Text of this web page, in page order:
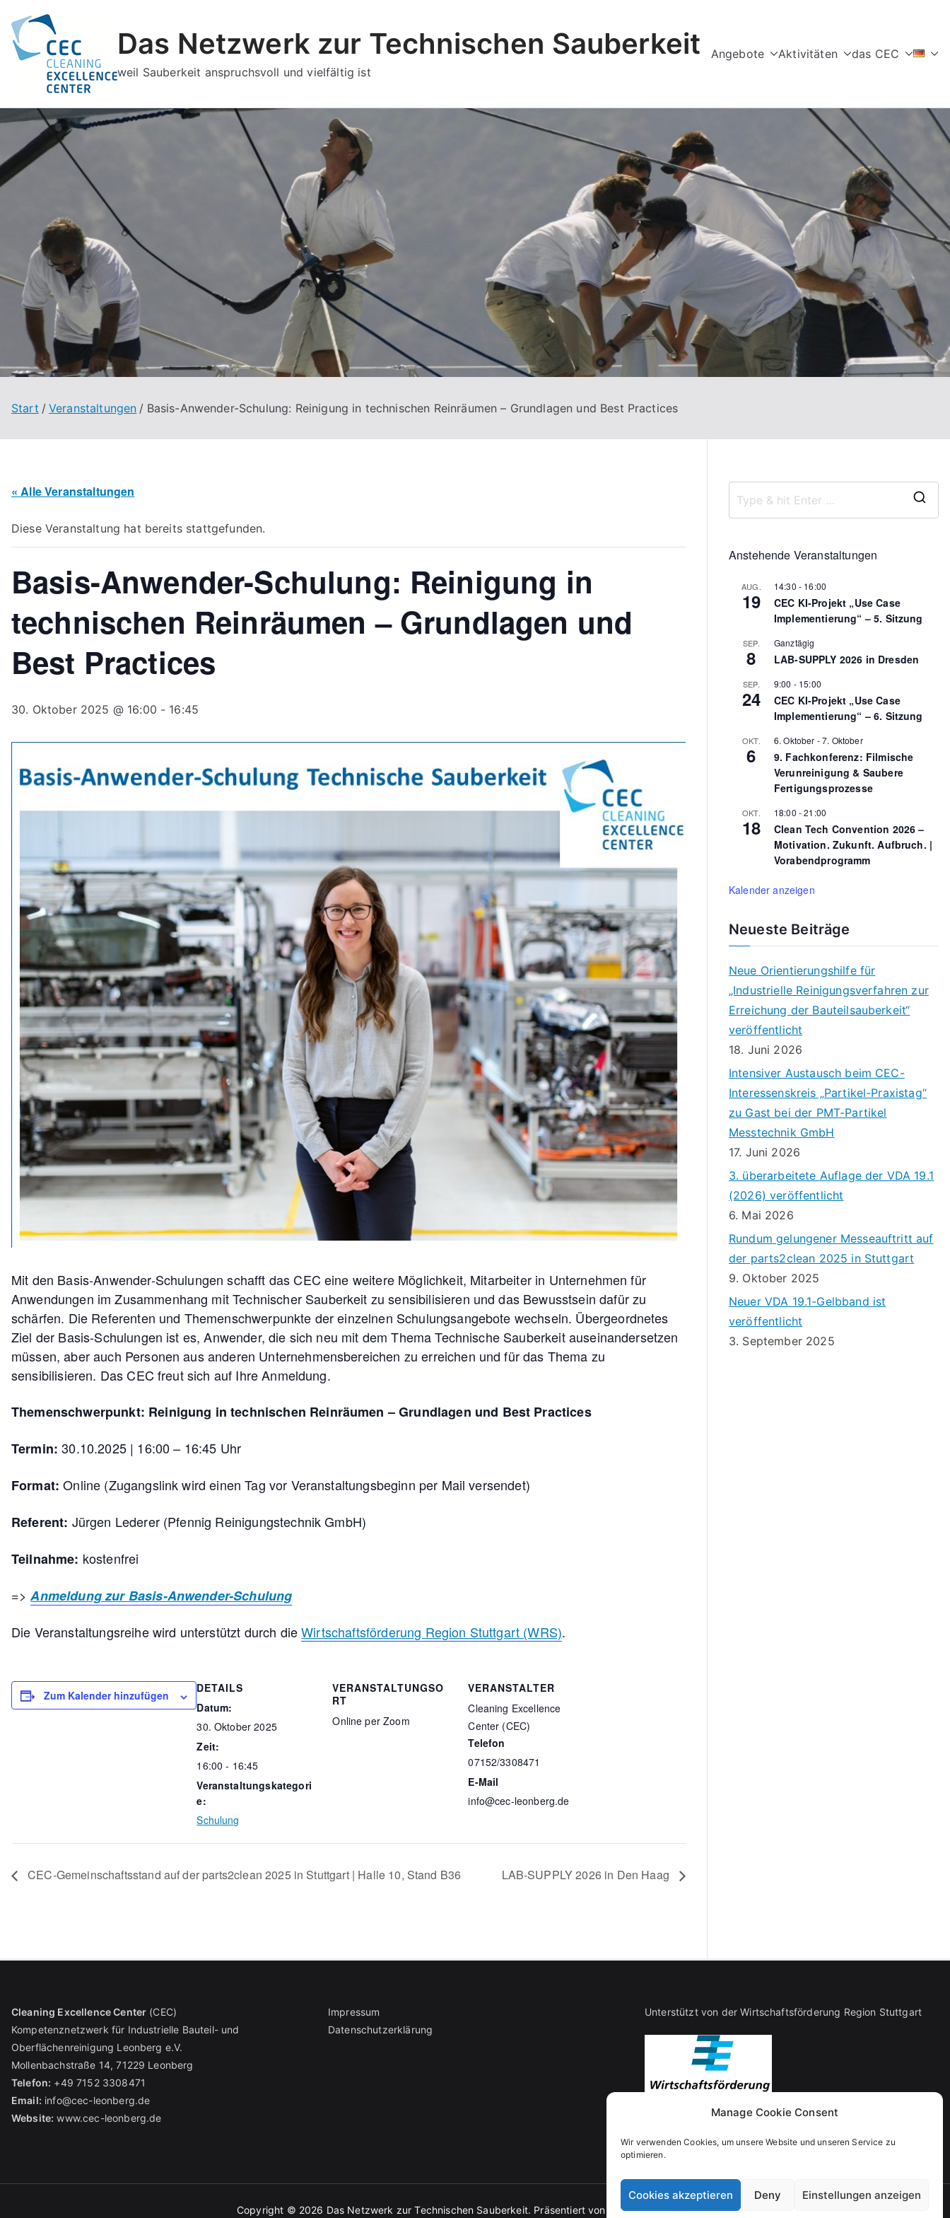
Manage Cookie Consent
Wir verwenden Cookies, um unsere Website und unseren Service zu
optimieren.
Cookies akzeptieren Deny Einstellungen anzeigen
Inhalt
springen
Das Netzwerk zur Technischen Sauberkeit
weil Sauberkeit anspruchsvoll und vielfältig ist
Angebote Aktivitäten das CEC
Start Veranstaltungen Basis-Anwender-Schulung: Reinigung in technischen Reinräumen – Grundlagen und Best Practices
« Alle Veranstaltungen
Diese Veranstaltung hat bereits stattgefunden.
Basis-Anwender-Schulung: Reinigung in
technischen Reinräumen – Grundlagen und
Best Practices
30. Oktober 2025 @ 16:00 - 16:45
Mit den Basis-Anwender-Schulungen schafft das CEC eine weitere Möglichkeit, Mitarbeiter in Unternehmen für
Anwendungen im Zusammenhang mit Technischer Sauberkeit zu sensibilisieren und das Bewusstsein dafür zu
schärfen. Die Referenten und Themenschwerpunkte der einzelnen Schulungsangebote wechseln. Übergeordnetes
Ziel der Basis-Schulungen ist es, Anwender, die sich neu mit dem Thema Technische Sauberkeit auseinandersetzen
müssen, aber auch Personen aus anderen Unternehmensbereichen zu erreichen und für das Thema zu
sensibilisieren. Das CEC freut sich auf Ihre Anmeldung.
Themenschwerpunkt: Reinigung in technischen Reinräumen – Grundlagen und Best Practices
Termin: 30.10.2025 | 16:00 – 16:45 Uhr
Format: Online (Zugangslink wird einen Tag vor Veranstaltungsbeginn per Mail versendet)
Referent: Jürgen Lederer (Pfennig Reinigungstechnik GmbH)
Teilnahme: kostenfrei
=>Anmeldung zur Basis-Anwender-Schulung
Die Veranstaltungsreihe wird unterstützt durch dieWirtschaftsförderung Region Stuttgart (WRS).
Zum Kalender hinzufügen
DETAILS
Datum:
30. Oktober 2025
Zeit:
16:00 - 16:45
Veranstaltungskategori
e:
Schulung
VERANSTALTUNGSO
RT
Online per Zoom
VERANSTALTER
Cleaning Excellence
Center (CEC)
Telefon
07152/3308471
E-Mail
info@cec-leonberg.de
CEC-Gemeinschaftsstand auf der parts2clean 2025 in Stuttgart | Halle 10, Stand B36 LAB-SUPPLY 2026 in Den Haag
Anstehende Veranstaltungen
AUG.
19
14:30 - 16:00
CEC KI-Projekt „Use Case
Implementierung“ – 5. Sitzung
SEP.
8
Ganztägig
LAB-SUPPLY 2026 in Dresden
SEP.
24
9:00 - 15:00
CEC KI-Projekt „Use Case
Implementierung“ – 6. Sitzung
OKT.
6
6. Oktober -7. Oktober
9. Fachkonferenz: Filmische
Verunreinigung & Saubere
Fertigungsprozesse
OKT.
18
18:00 -21:00
Clean Tech Convention 2026 –
Motivation. Zukunft. Aufbruch. |
Vorabendprogramm
Kalender anzeigen
Neueste Beiträge
Neue Orientierungshilfe für
„Industrielle Reinigungsverfahren zur
Erreichung der Bauteilsauberkeit“
veröffentlicht
18. Juni 2026
Intensiver Austausch beim CEC-
Interessenskreis „Partikel-Praxistag“
zu Gast bei der PMT-Partikel
Messtechnik GmbH
17. Juni 2026
3. überarbeitete Auflage der VDA 19.1
(2026) veröffentlicht
6. Mai 2026
Rundum gelungener Messeauftritt auf
der parts2clean 2025 in Stuttgart
9. Oktober 2025
Neuer VDA 19.1-Gelbband ist
veröffentlicht
3. September 2025
Cleaning Excellence Center (CEC)
Kompetenznetzwerk für Industrielle Bauteil- und
Oberflächenreinigung Leonberg e.V.
Mollenbachstraße 14, 71229 Leonberg
Telefon: +49 7152 3308471
Email: info@cec-leonberg.de
Website: www.cec-leonberg.de
Impressum
Datenschutzerklärung
Unterstützt von der Wirtschaftsförderung Region Stuttgart
Copyright © 2026 Das Netzwerk zur Technischen Sauberkeit. Präsentiert von ZakraundWordPress.